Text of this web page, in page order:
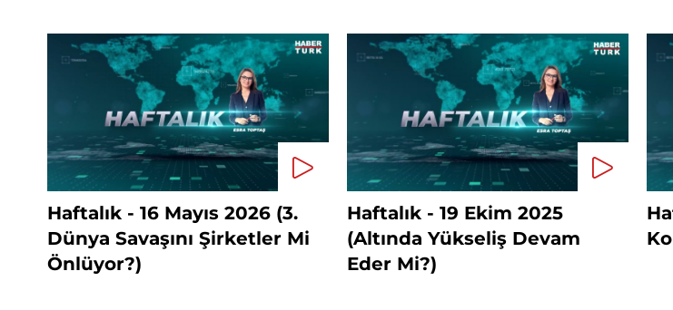
Haftalık - 16 Mayıs 2026 (3.
Dünya Savaşını Şirketler Mi
Önlüyor?)
Haftalık - 19 Ekim 2025
(Altında Yükseliş Devam
Eder Mi?)